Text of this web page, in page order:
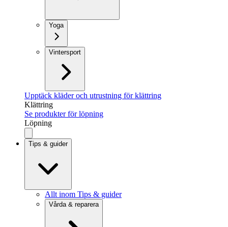
Yoga
Vintersport
Upptäck kläder och utrustning för klättring
Klättring
Se produkter för löpning
Löpning
Tips & guider
Allt inom Tips & guider
Vårda & reparera